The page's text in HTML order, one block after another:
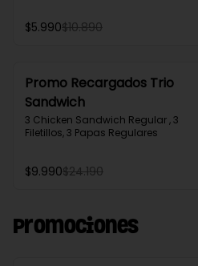
$5.990$10.890
Promo Recargados Trio
Sandwich
3 Chicken Sandwich Regular , 3
Filetillos, 3 Papas Regulares
$9.990$24.190
Promociones